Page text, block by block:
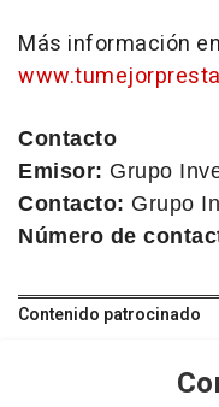
Más información
Contacto
Emisor: Grupo
Contacto: Grupo
Número de
Contenido patrocinado